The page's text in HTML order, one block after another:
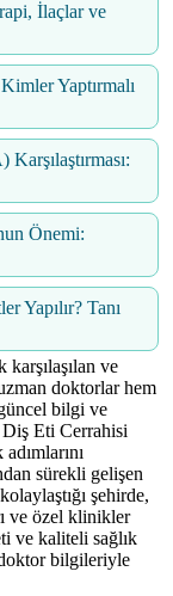
İlaçlar ve
Yaptırmalı
Önemi:
Yapılır? Tanı
karşılaşılan ve
doktorlar hem
bilgi ve
Diş Eti Cerrahisi
sürekli gelişen
şehirde,
ve özel klinikler
ve kaliteli sağlık
bilgileriyle